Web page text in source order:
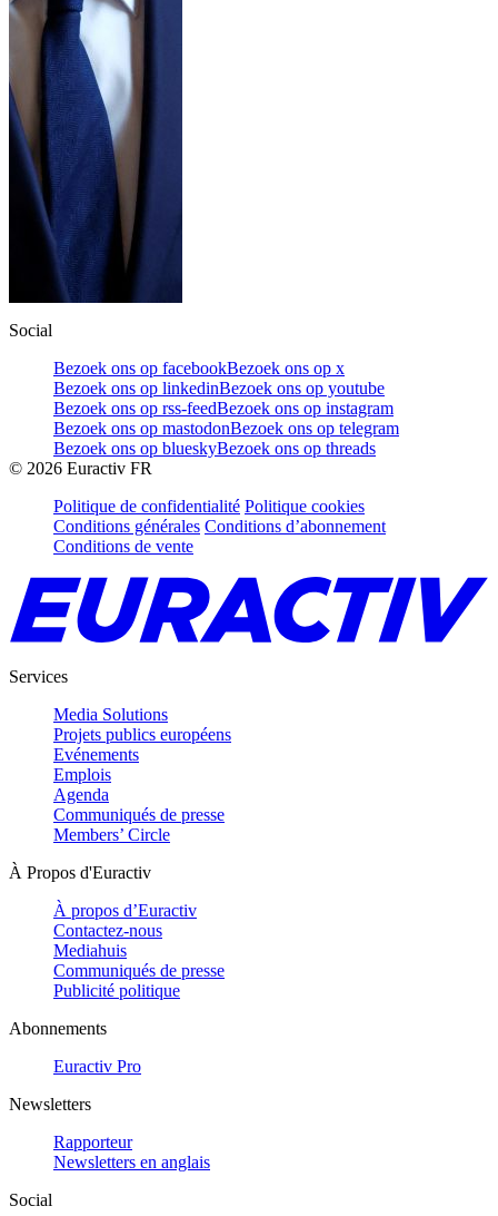
Social
Bezoek ons op facebookBezoek ons op x
Bezoek ons op linkedinBezoek ons op youtube
Bezoek ons op rss-feedBezoek ons op instagram
Bezoek ons op mastodonBezoek ons op telegram
Bezoek ons op blueskyBezoek ons op threads
© 2026 Euractiv FR
Politique de confidentialité Politique cookies
Conditions générales Conditions d’abonnement
Conditions de vente
Services
Media Solutions
Projets publics européens
Evénements
Emplois
Agenda
Communiqués de presse
Members’ Circle
À Propos d'Euractiv
À propos d’Euractiv
Contactez-nous
Mediahuis
Communiqués de presse
Publicité politique
Abonnements
Euractiv Pro
Newsletters
Rapporteur
Newsletters en anglais
Social